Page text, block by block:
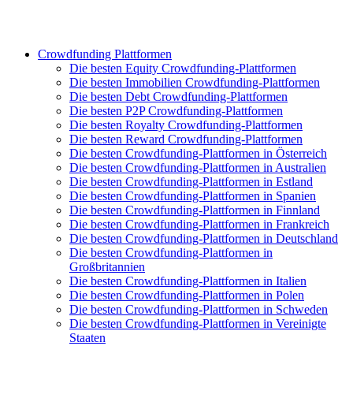
Crowdfunding Plattformen
Die besten Equity Crowdfunding-Plattformen
Die besten Immobilien Crowdfunding-Plattformen
Die besten Debt Crowdfunding-Plattformen
Die besten P2P Crowdfunding-Plattformen
Die besten Royalty Crowdfunding-Plattformen
Die besten Reward Crowdfunding-Plattformen
Die besten Crowdfunding-Plattformen in Österreich
Die besten Crowdfunding-Plattformen in Australien
Die besten Crowdfunding-Plattformen in Estland
Die besten Crowdfunding-Plattformen in Spanien
Die besten Crowdfunding-Plattformen in Finnland
Die besten Crowdfunding-Plattformen in Frankreich
Die besten Crowdfunding-Plattformen in Deutschland
Die besten Crowdfunding-Plattformen in
Großbritannien
Die besten Crowdfunding-Plattformen in Italien
Die besten Crowdfunding-Plattformen in Polen
Die besten Crowdfunding-Plattformen in Schweden
Die besten Crowdfunding-Plattformen in Vereinigte
Staaten